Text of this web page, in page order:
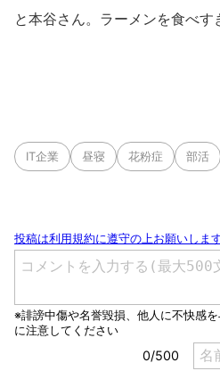
と本谷さん。ラーメンを食べす
IT企業 昼寝 花粉症 部活